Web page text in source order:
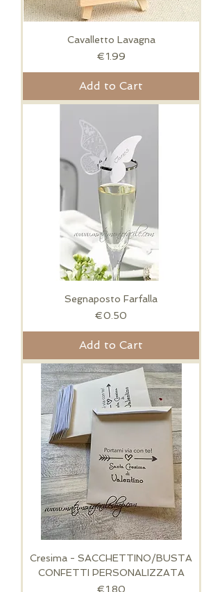
Cavalletto Lavagna
Price
€1.99
Add to Cart
Segnaposto Farfalla
Price
€0.50
Add to Cart
Cresima - SACCHETTINO/BUSTA
CONFETTI PERSONALIZZATA
Price
€1.80